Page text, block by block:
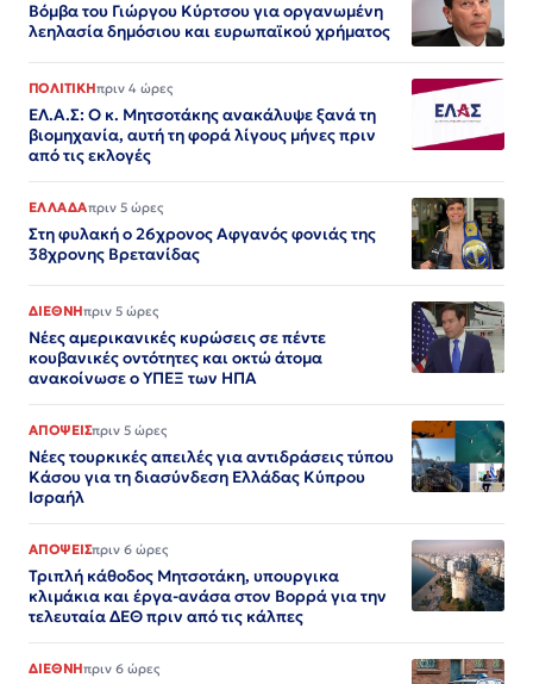
Βόμβα του Γιώργου Κύρτσου για οργανωμένη
λεηλασία δημόσιου και ευρωπαϊκού χρήματος
ΠΟΛΙΤΙΚΗπριν 4 ώρες
ΕΛ.Α.Σ: Ο κ. Μητσοτάκης ανακάλυψε ξανά τη
βιομηχανία, αυτή τη φορά λίγους μήνες πριν
από τις εκλογές
ΕΛΛΑΔΑπριν 5 ώρες
Στη φυλακή ο 26χρονος Αφγανός φονιάς της
38χρονης Βρετανίδας
ΔΙΕΘΝΗπριν 5 ώρες
Νέες αμερικανικές κυρώσεις σε πέντε
κουβανικές οντότητες και οκτώ άτομα
ανακοίνωσε ο ΥΠΕΞ των ΗΠΑ
ΑΠΟΨΕΙΣπριν 5 ώρες
Νέες τουρκικές απειλές για αντιδράσεις τύπου
Κάσου για τη διασύνδεση Ελλάδας Κύπρου
Ισραήλ
ΑΠΟΨΕΙΣπριν 6 ώρες
Τριπλή κάθοδος Μητσοτάκη, υπουργικα
κλιμάκια και έργα-ανάσα στον Βορρά για την
τελευταία ΔΕΘ πριν από τις κάλπες
ΔΙΕΘΝΗπριν 6 ώρες